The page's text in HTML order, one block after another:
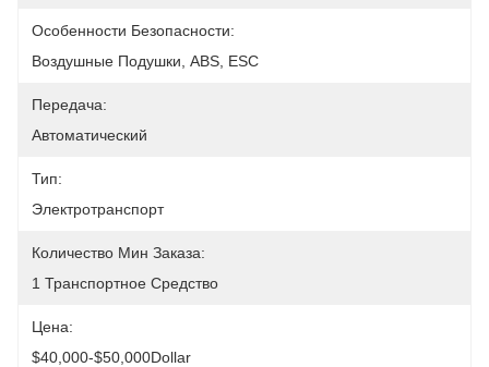
Особенности Безопасности:
Воздушные Подушки, ABS, ESC
Передача:
Автоматический
Тип:
Электротранспорт
Количество Мин Заказа:
1 Транспортное Средство
Цена:
$40,000-$50,000Dollar